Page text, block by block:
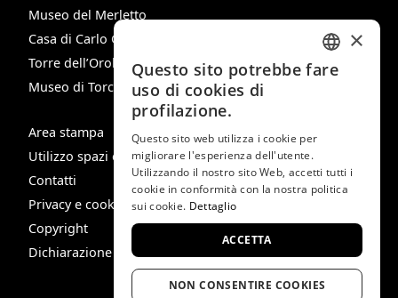
Museo del Merletto
Casa di Carlo Goldoni
Torre dell’Orologio
Museo di Torcello
Area stampa
Utilizzo spazi e immagini
Contatti
Privacy e cookie policy
Copyright
Dichiarazione di Accessibilità
ITALIAN
GERMAN
FRENCH
×
Questo sito potrebbe fare
uso di cookies di
profilazione.
Questo sito web utilizza i cookie per
migliorare l'esperienza dell'utente.
Utilizzando il nostro sito Web, accetti tutti i
cookie in conformità con la nostra politica
sui cookie. Dettaglio
ACCETTA
NON CONSENTIRE COOKIES